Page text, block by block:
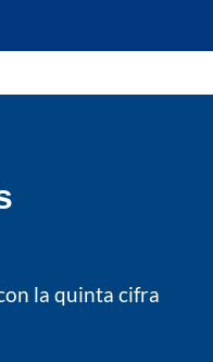
la quinta cifra